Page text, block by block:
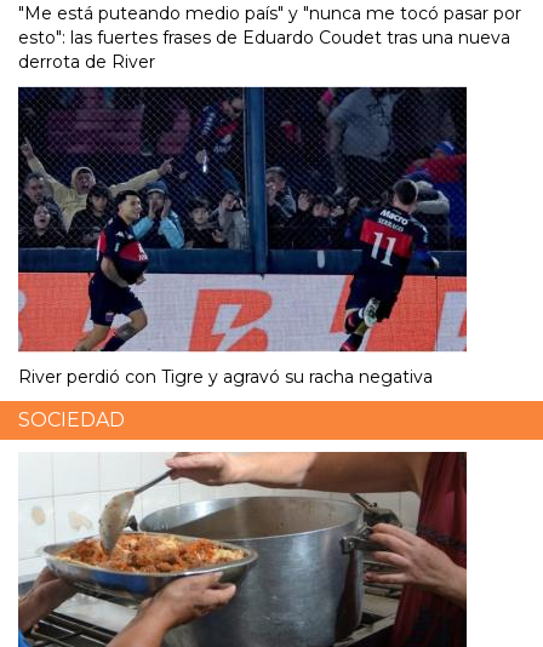
"Me está puteando medio país" y "nunca me tocó pasar por
esto": las fuertes frases de Eduardo Coudet tras una nueva
derrota de River
River perdió con Tigre y agravó su racha negativa
SOCIEDAD